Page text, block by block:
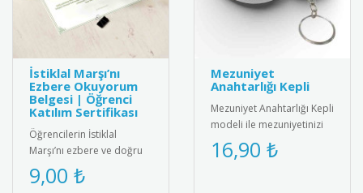
İstiklal Marşı’nı
Ezbere Okuyorum
Belgesi | Öğrenci
Katılım Sertifikası
Öğrencilerin İstiklal
Marşı’nı ezbere ve doğru
şekilde okumalarını teşvik
etmek amacıyla hazırlanan
9,00 ₺
Mezuniyet
Anahtarlığı Kepli
Mezuniyet Anahtarlığı Kepli
modeli ile mezuniyetinizi
unutulmaz kılın! Şık
tasarımıyla yıllarca sakl..
16,90 ₺